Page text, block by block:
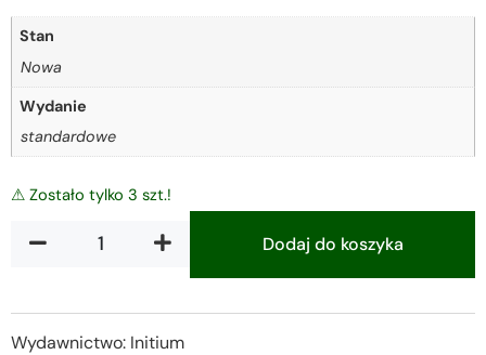
Stan
Nowa
Wydanie
standardowe
⚠ Zostało tylko 3 szt.!
Dodaj do koszyka
Wydawnictwo: Initium